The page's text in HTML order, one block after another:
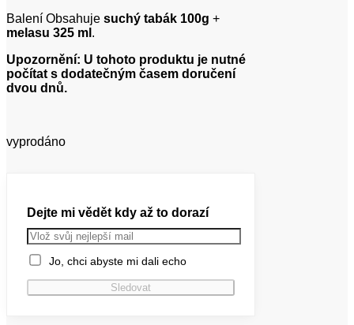
Balení Obsahuje suchý tabák 100g +
melasu 325 ml .
Upozornění: U tohoto produktu je nutné
počítat s dodatečným časem doručení
dvou dnů.
vyprodáno
Dejte mi vědět kdy až to dorazí
Jo, chci abyste mi dali echo